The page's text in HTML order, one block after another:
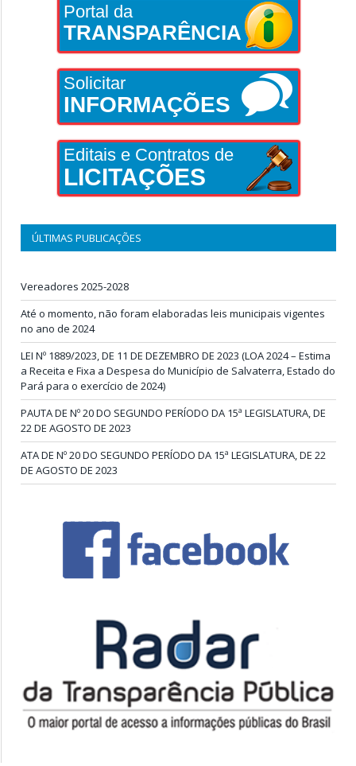
Portal da
TRANSPARÊNCIA
Solicitar
INFORMAÇÕES
Editais e Contratos de
LICITAÇÕES
ÚLTIMAS PUBLICAÇÕES
Vereadores 2025-2028
Até o momento, não foram elaboradas leis municipais vigentes
no ano de 2024
LEI Nº 1889/2023, DE 11 DE DEZEMBRO DE 2023 (LOA 2024 – Estima
a Receita e Fixa a Despesa do Município de Salvaterra, Estado do
Pará para o exercício de 2024)
PAUTA DE Nº 20 DO SEGUNDO PERÍODO DA 15ª LEGISLATURA, DE
22 DE AGOSTO DE 2023
ATA DE Nº 20 DO SEGUNDO PERÍODO DA 15ª LEGISLATURA, DE 22
DE AGOSTO DE 2023